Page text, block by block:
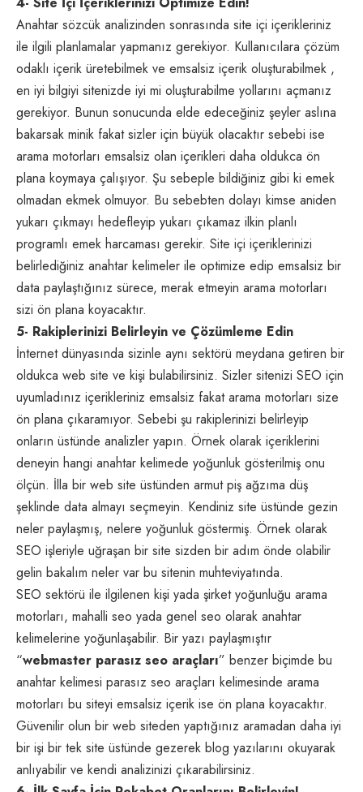
Anahtar sözcük analizinden sonrasında site içi içerikleriniz
ile ilgili planlamalar yapmanız gerekiyor. Kullanıcılara çözüm
odaklı içerik üretebilmek ve emsalsiz içerik oluşturabilmek ,
en iyi bilgiyi sitenizde iyi mi oluşturabilme yollarını açmanız
gerekiyor. Bunun sonucunda elde edeceğiniz şeyler aslına
bakarsak minik fakat sizler için büyük olacaktır sebebi ise
arama motorları emsalsiz olan içerikleri daha oldukca ön
plana koymaya çalışıyor. Şu sebeple bildiğiniz gibi ki emek
olmadan ekmek olmuyor. Bu sebebten dolayı kimse aniden
yukarı çıkmayı hedefleyip yukarı çıkamaz ilkin planlı
programlı emek harcaması gerekir. Site içi içeriklerinizi
belirlediğiniz anahtar kelimeler ile optimize edip emsalsiz bir
data paylaştığınız sürece, merak etmeyin arama motorları
sizi ön plana koyacaktır.
5- Rakiplerinizi Belirleyin ve Çözümleme Edin
İnternet dünyasında sizinle aynı sektörü meydana getiren bir
oldukca web site ve kişi bulabilirsiniz. Sizler sitenizi SEO için
uyumladınız içerikleriniz emsalsiz fakat arama motorları size
ön plana çıkaramıyor. Sebebi şu rakiplerinizi belirleyip
onların üstünde analizler yapın. Örnek olarak içeriklerini
deneyin hangi anahtar kelimede yoğunluk gösterilmiş onu
ölçün. İlla bir web site üstünden armut piş ağzıma düş
şeklinde data almayı seçmeyin. Kendiniz site üstünde gezin
neler paylaşmış, nelere yoğunluk göstermiş. Örnek olarak
SEO işleriyle uğraşan bir site sizden bir adım önde olabilir
gelin bakalım neler var bu sitenin muhteviyatında.
SEO sektörü ile ilgilenen kişi yada şirket yoğunluğu arama
motorları, mahalli seo yada genel seo olarak anahtar
kelimelerine yoğunlaşabilir. Bir yazı paylaşmıştır
“webmaster parasız seo araçları” benzer biçimde bu
anahtar kelimesi parasız seo araçları kelimesinde arama
motorları bu siteyi emsalsiz içerik ise ön plana koyacaktır.
Güvenilir olun bir web siteden yaptığınız aramadan daha iyi
bir işi bir tek site üstünde gezerek blog yazılarını okuyarak
anlıyabilir ve kendi analizinizi çıkarabilirsiniz.